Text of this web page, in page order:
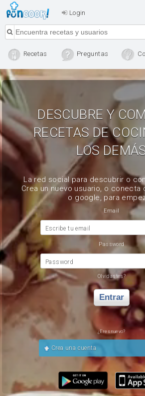
Login
Recetas Preguntas
DESCUBRE Y
RECETAS DE
LOS
La red social para descubrir o
Crea un nuevo usuario, o
o google, para
Email
Escribe tu email
Password
Password
Olvidastes?
Entrar
¿Eres nuevo?
Crea una cuenta